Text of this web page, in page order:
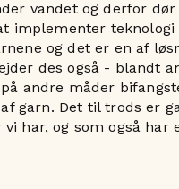
vandet og derfor dør
implementer
og det er en af
des også - blandt
andre måder
garn. Det til trods er
har, og som også har